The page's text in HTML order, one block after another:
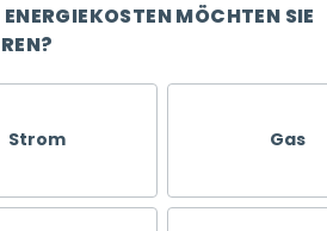
MÖCHTEN SIE
Strom Gas